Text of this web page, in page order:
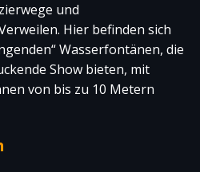
und
Hier befinden sich
Wasserfontänen, die
Show bieten, mit
von bis zu 10 Metern